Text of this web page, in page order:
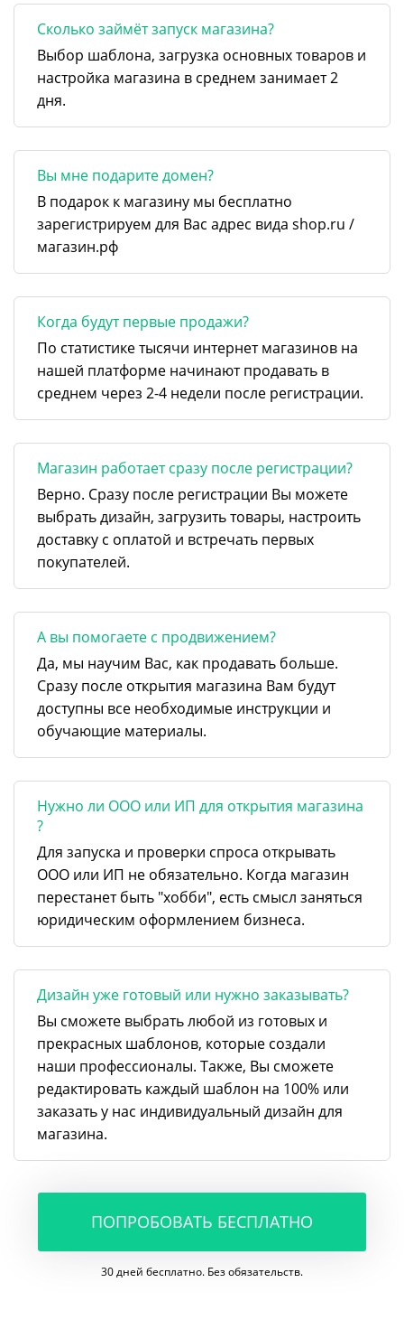
Сколько займёт запуск магазина?
Выбор шаблона, загрузка основных товаров и
настройка магазина в среднем занимает 2
дня.
Вы мне подарите домен?
В подарок к магазину мы бесплатно
зарегистрируем для Вас адрес вида shop.ru /
магазин.рф
Когда будут первые продажи?
По статистике тысячи интернет магазинов на
нашей платформе начинают продавать в
среднем через 2-4 недели после регистрации.
Магазин работает сразу после регистрации?
Верно. Сразу после регистрации Вы можете
выбрать дизайн, загрузить товары, настроить
доставку с оплатой и встречать первых
покупателей.
А вы помогаете с продвижением?
Да, мы научим Вас, как продавать больше.
Сразу после открытия магазина Вам будут
доступны все необходимые инструкции и
обучающие материалы.
Нужно ли ООО или ИП для открытия магазина
?
Для запуска и проверки спроса открывать
ООО или ИП не обязательно. Когда магазин
перестанет быть "хобби", есть смысл заняться
юридическим оформлением бизнеса.
Дизайн уже готовый или нужно заказывать?
Вы сможете выбрать любой из готовых и
прекрасных шаблонов, которые создали
наши профессионалы. Также, Вы сможете
редактировать каждый шаблон на 100% или
заказать у нас индивидуальный дизайн для
магазина.
ПОПРОБОВАТЬ БЕСПЛАТНО
30 дней бесплатно. Без обязательств.